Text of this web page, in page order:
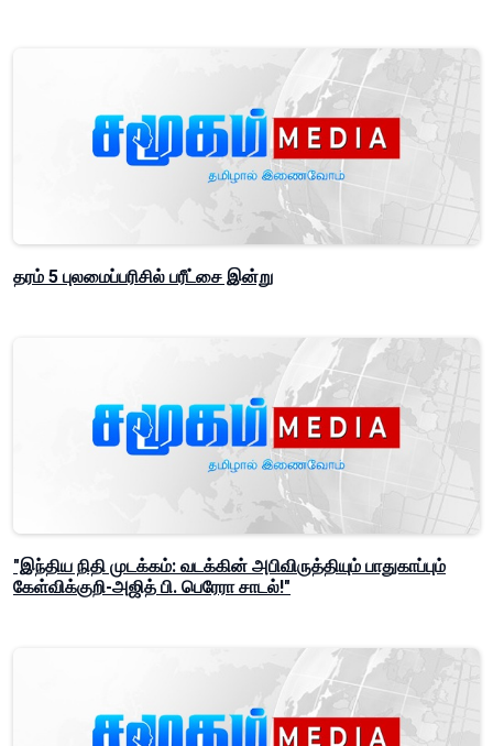
தரம் 5 புலமைப்பரிசில் பரீட்சை இன்று
"இந்திய நிதி முடக்கம்: வடக்கின் அபிவிருத்தியும் பாதுகாப்பும்
கேள்விக்குறி-அஜித் பி. பெரேரா சாடல்!"